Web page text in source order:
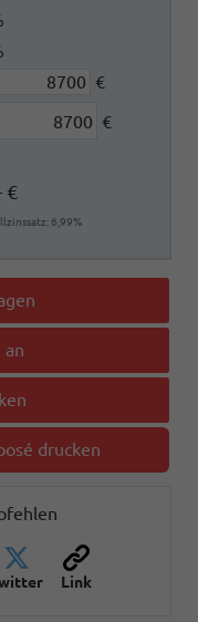
€
€
€
6,99%
an
drucken
Link